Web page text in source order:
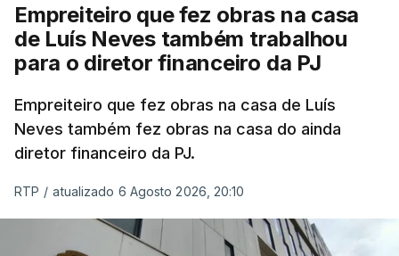
Empreiteiro que fez obras na casa
de Luís Neves também trabalhou
para o diretor financeiro da PJ
Empreiteiro que fez obras na casa de Luís
Neves também fez obras na casa do ainda
diretor financeiro da PJ.
RTP / atualizado 6 Agosto 2026, 20:10